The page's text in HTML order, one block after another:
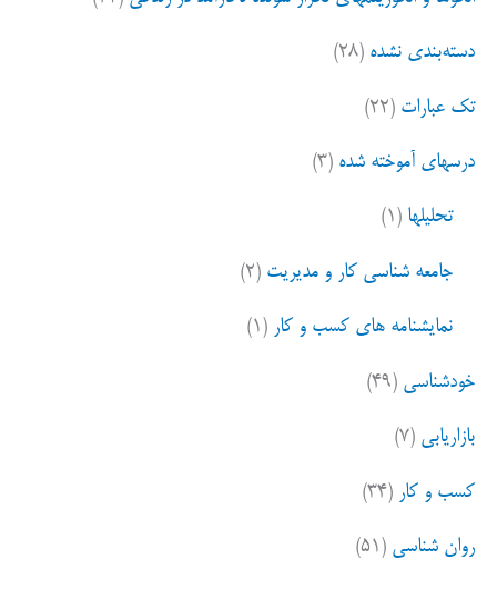
دسته‌بندی نشده (۲۸)
تک عبارات (۲۲)
درسهای آموخته شده (۳)
تحلیلها (۱)
جامعه شناسی کار و مدیریت (۲)
نمایشنامه های کسب و کار (۱)
خودشناسی (۴۹)
بازاریابی (۷)
کسب و کار (۳۴)
روان شناسی (۵۱)